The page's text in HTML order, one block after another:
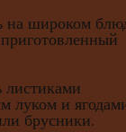
широком
луком и
брусники.